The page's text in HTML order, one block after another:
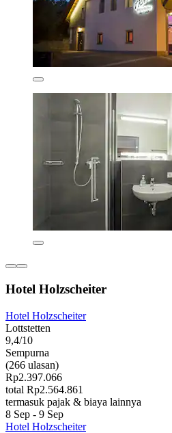
Hotel Holzscheiter
Hotel Holzscheiter
Lottstetten
9,4/10
Sempurna
(266 ulasan)
Rp2.397.066
total Rp2.564.861
termasuk pajak & biaya lainnya
8 Sep - 9 Sep
Hotel Holzscheiter